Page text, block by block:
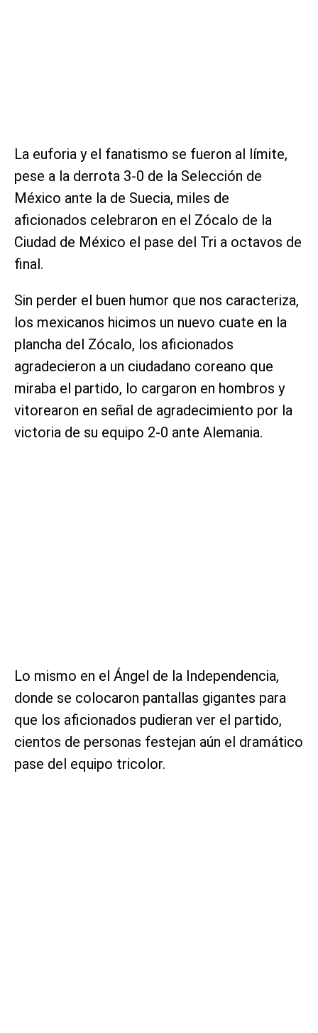
La euforia y el fanatismo se fueron al límite,
pese a la derrota 3-0 de la Selección de
México ante la de Suecia, miles de
aficionados celebraron en el Zócalo de la
Ciudad de México el pase del Tri a octavos de
final.
Sin perder el buen humor que nos caracteriza,
los mexicanos hicimos un nuevo cuate en la
plancha del Zócalo, los aficionados
agradecieron a un ciudadano coreano que
miraba el partido, lo cargaron en hombros y
vitorearon en señal de agradecimiento por la
victoria de su equipo 2-0 ante Alemania.
Lo mismo en el Ángel de la Independencia,
donde se colocaron pantallas gigantes para
que los aficionados pudieran ver el partido,
cientos de personas festejan aún el dramático
pase del equipo tricolor.